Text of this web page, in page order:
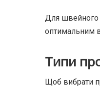
Для швейного
оптимальним
Типи
Щоб вибрати